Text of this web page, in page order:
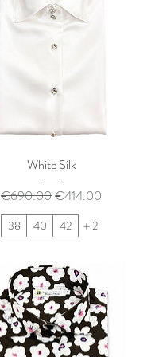
White Silk
通常価格
€690.00セール価格
€414.00
38 40 42 ＋2